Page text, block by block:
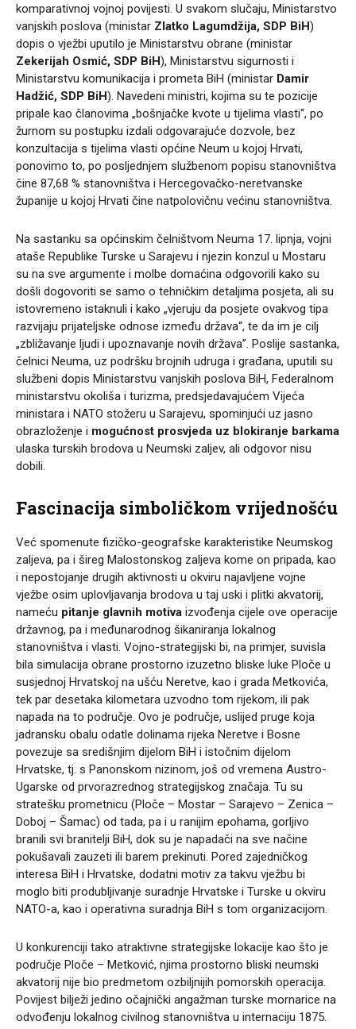
komparativnoj vojnoj povijesti. U svakom slučaju, Ministarstvo
vanjskih poslova (ministar Zlatko Lagumdžija, SDP BiH)
dopis o vježbi uputilo je Ministarstvu obrane (ministar
Zekerijah Osmić, SDP BiH), Ministarstvu sigurnosti i
Ministarstvu komunikacija i prometa BiH (ministar Damir
Hadžić, SDP BiH). Navedeni ministri, kojima su te pozicije
pripale kao članovima „bošnjačke kvote u tijelima vlasti“, po
žurnom su postupku izdali odgovarajuće dozvole, bez
konzultacija s tijelima vlasti općine Neum u kojoj Hrvati,
ponovimo to, po posljednjem službenom popisu stanovništva
čine 87,68 % stanovništva i Hercegovačko-neretvanske
županije u kojoj Hrvati čine natpolovičnu većinu stanovništva.
Na sastanku sa općinskim čelništvom Neuma 17. lipnja, vojni
ataše Republike Turske u Sarajevu i njezin konzul u Mostaru
su na sve argumente i molbe domaćina odgovorili kako su
došli dogovoriti se samo o tehničkim detaljima posjeta, ali su
istovremeno istaknuli i kako „vjeruju da posjete ovakvog tipa
razvijaju prijateljske odnose između država“, te da im je cilj
„zbližavanje ljudi i upoznavanje novih država”. Poslije sastanka,
čelnici Neuma, uz podršku brojnih udruga i građana, uputili su
službeni dopis Ministarstvu vanjskih poslova BiH, Federalnom
ministarstvu okoliša i turizma, predsjedavajućem Vijeća
ministara i NATO stožeru u Sarajevu, spominjući uz jasno
obrazloženje i mogućnost prosvjeda uz blokiranje barkama
ulaska turskih brodova u Neumski zaljev, ali odgovor nisu
dobili.
Fascinacija simboličkom vrijednošću
Već spomenute fizičko-geografske karakteristike Neumskog
zaljeva, pa i šireg Malostonskog zaljeva kome on pripada, kao
i nepostojanje drugih aktivnosti u okviru najavljene vojne
vježbe osim uplovljavanja brodova u taj uski i plitki akvatorij,
nameću pitanje glavnih motiva izvođenja cijele ove operacije
državnog, pa i međunarodnog šikaniranja lokalnog
stanovništva i vlasti. Vojno-strategijski bi, na primjer, suvisla
bila simulacija obrane prostorno izuzetno bliske luke Ploče u
susjednoj Hrvatskoj na ušću Neretve, kao i grada Metkovića,
tek par desetaka kilometara uzvodno tom rijekom, ili pak
napada na to područje. Ovo je područje, uslijed pruge koja
jadransku obalu odatle dolinama rijeka Neretve i Bosne
povezuje sa središnjim dijelom BiH i istočnim dijelom
Hrvatske, tj. s Panonskom nizinom, još od vremena Austro-
Ugarske od prvorazrednog strategijskog značaja. Tu su
stratešku prometnicu (Ploče – Mostar – Sarajevo – Zenica –
Doboj – Šamac) od tada, pa i u ranijim epohama, gorljivo
branili svi branitelji BiH, dok su je napadači na sve načine
pokušavali zauzeti ili barem prekinuti. Pored zajedničkog
interesa BiH i Hrvatske, dodatni motiv za takvu vježbu bi
moglo biti produbljivanje suradnje Hrvatske i Turske u okviru
NATO-a, kao i operativna suradnja BiH s tom organizacijom.
U konkurenciji tako atraktivne strategijske lokacije kao što je
područje Ploče – Metković, njima prostorno bliski neumski
akvatorij nije bio predmetom ozbiljnijih pomorskih operacija.
Povijest bilježi jedino očajnički angažman turske mornarice na
odvođenju lokalnog civilnog stanovništva u internaciju 1875.